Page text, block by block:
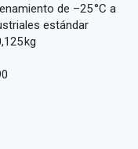
de –25 °C a
estándar
kg